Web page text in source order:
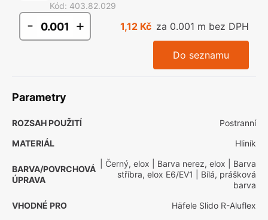
Kód: 403.82.029
- + 1,12 Kč za 0.001 m bez DPH
Do seznamu
Parametry
ROZSAH POUŽITÍ
Postranní
MATERIÁL
Hliník
BARVA/POVRCHOVÁ
ÚPRAVA
| Černý, elox | Barva nerez, elox | Barva
stříbra, elox E6/EV1
| Bílá, prášková
barva
VHODNÉ PRO
Häfele Slido R-Aluflex